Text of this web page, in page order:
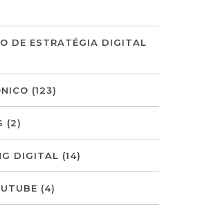
DE ESTRATÉGIA DIGITAL
(123)
(2)
DIGITAL (14)
(4)